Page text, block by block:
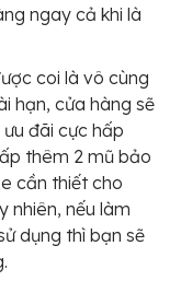
ngay cả khi là
coi là vô cùng
hạn, cửa hàng sẽ
đãi cực hấp
thêm 2 mũ bảo
cần thiết cho
nhiên, nếu làm
dụng thì bạn sẽ